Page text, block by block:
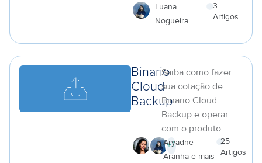
Luana
Nogueira
3
Artigos
Binario
Cloud
Backup
Saiba como fazer
sua cotação de
Binario Cloud
Backup e operar
com o produto
+1
Aryadne
Aranha e mais
25
Artigos